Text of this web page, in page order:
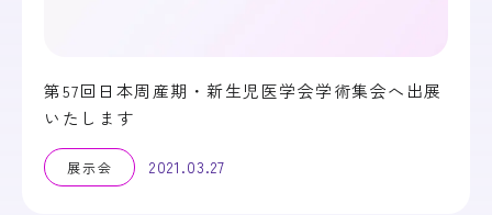
第57回日本周産期・新生児医学会学術集会へ出展
いたします
展示会 2021.03.27